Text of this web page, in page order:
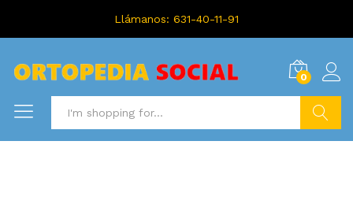
Llámanos: 631-40-11-91
0